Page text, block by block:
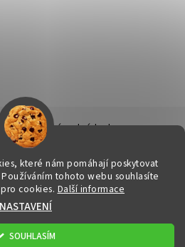
| Obchodní podmínky |
| Info k nákupu & reklamační řád
Kontakty
s doplňky stravy, všechna práva
Upravit nastavení cookies
Shoptet
které nám pomáhají poskytovat
tohoto webu souhlasíte
cookies. Další informace
NASTAVENÍ
SOUHLASÍM